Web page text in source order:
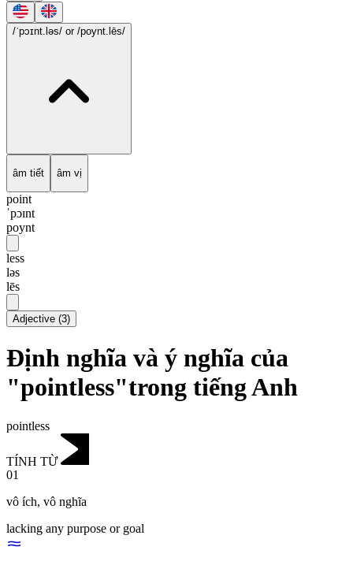
/ˈpɔɪnt.ləs/ or /poynt.lēs/
âm tiết âm vị
point
ˈpɔɪnt
poynt
less
ləs
lēs
Adjective (3)
Định nghĩa và ý nghĩa của
"pointless"trong tiếng Anh
pointless
TÍNH TỪ
01
vô ích, vô nghĩa
lacking any purpose or goal